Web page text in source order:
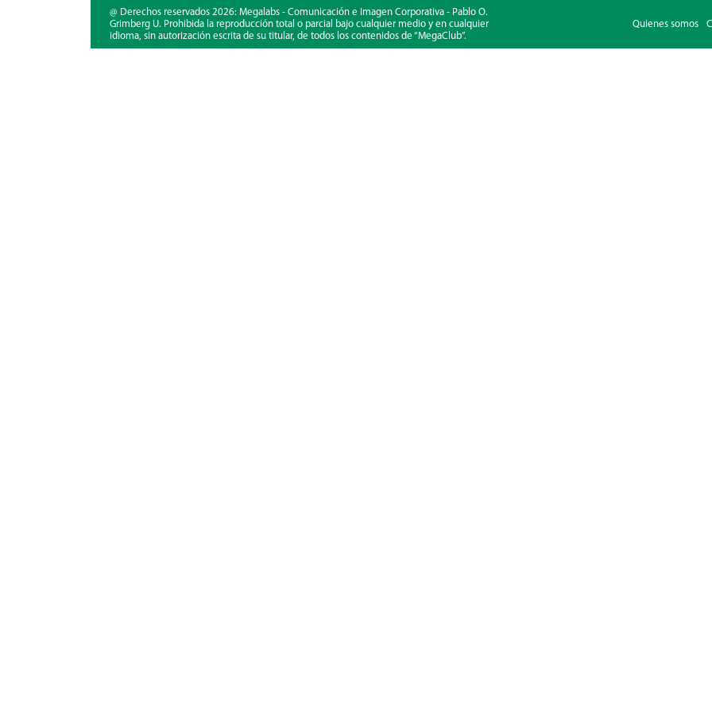
@ Derechos reservados 2026: Megalabs - Comunicación e Imagen Corporativa - Pablo O.
Grimberg U. Prohibida la reproducción total o parcial bajo cualquier medio y en cualquier
idioma, sin autorización escrita de su titular, de todos los contenidos de “MegaClub”.
Quienes somos